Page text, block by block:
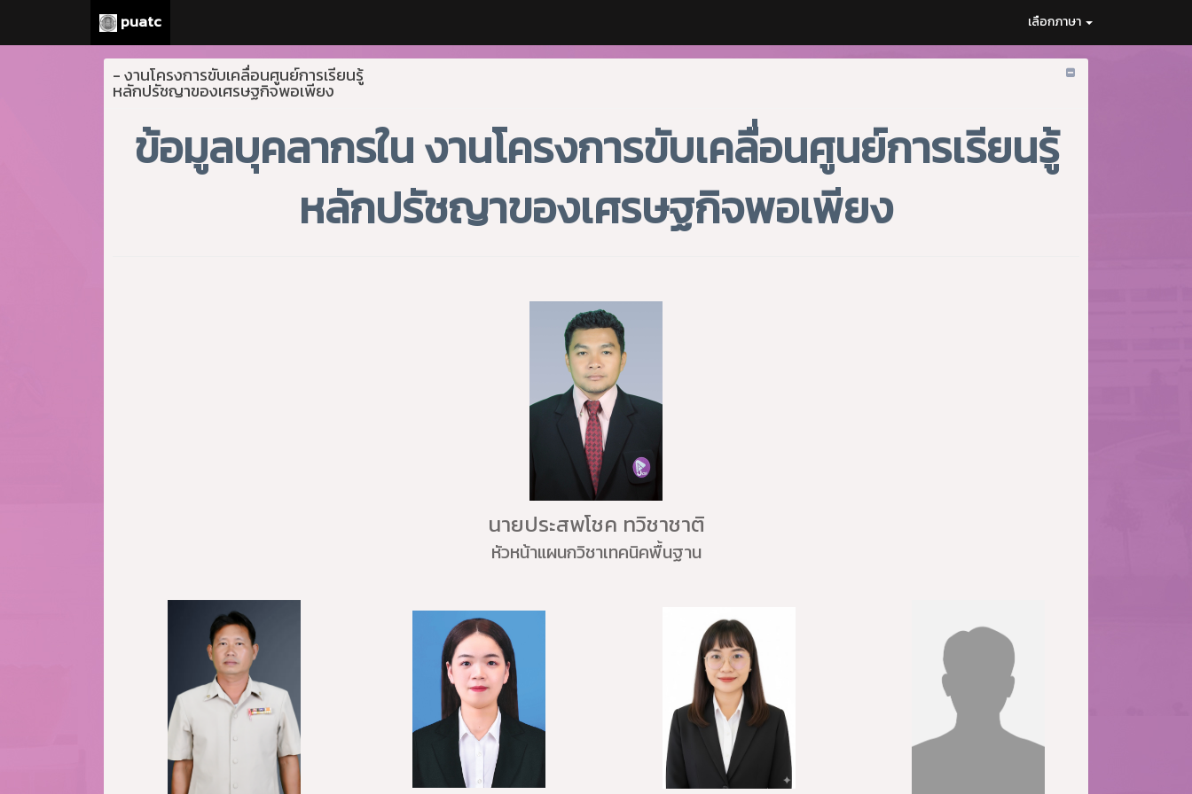
puatc เลือกภาษา
- งานโครงการขับเคลื่อนศูนย์การเรียนรู้
หลักปรัชญาของเศรษฐกิจพอเพียง
ข้อมูลบุคลากรใน งานโครงการขับเคลื่อนศูนย์การเรียนรู้
หลักปรัชญาของเศรษฐกิจพอเพียง
นายประสพโชค ทวิชาชาติ
หัวหน้าแผนกวิชาเทคนิคพื้นฐาน